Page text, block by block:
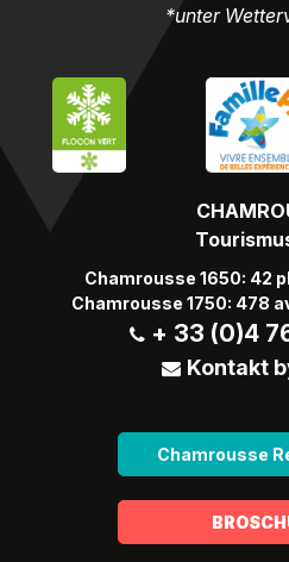
Chamrousse 1650: 42
Chamrousse 1750: 478
+ 33 (0)4
Kontakt
Chamrousse
*unter